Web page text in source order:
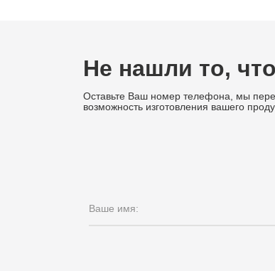
Не нашли то,
Оставьте Ваш номер телефона, мы
возможность изготовления вашего
Ваше имя: